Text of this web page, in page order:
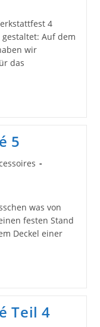
4
Auf dem
wir
das
5
was von
festen Stand
Deckel einer
Teil 4